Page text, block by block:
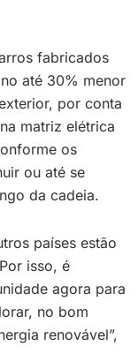
fabricados
até 30% menor
por conta
matriz elétrica
os
ou até se
da cadeia.
países estão
isso, é
agora para
no bom
renovável”,